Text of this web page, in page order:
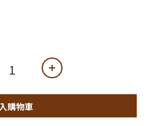
購物車